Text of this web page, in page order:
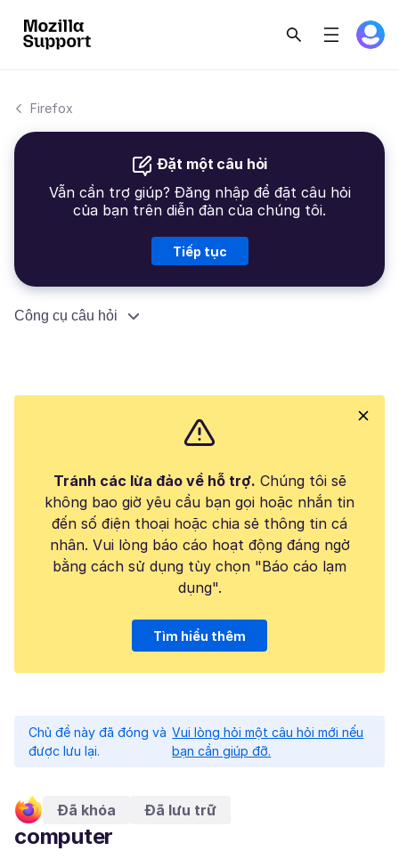
Firefox
Đặt một câu hỏi
Vẫn cần trợ giúp? Đăng nhập để đặt câu hỏi
của bạn trên diễn đàn của chúng tôi.
Tiếp tục
Công cụ câu hỏi
Tránh các lừa đảo về hỗ trợ. Chúng tôi sẽ
không bao giờ yêu cầu bạn gọi hoặc nhắn tin
đến số điện thoại hoặc chia sẻ thông tin cá
nhân. Vui lòng báo cáo hoạt động đáng ngờ
bằng cách sử dụng tùy chọn "Báo cáo lạm
dụng".
Tìm hiểu thêm
Chủ đề này đã đóng và
được lưu lại.
Vui lòng hỏi một câu hỏi mới nếu
bạn cần giúp đỡ.
Đã khóa Đã lưu trữ
computer